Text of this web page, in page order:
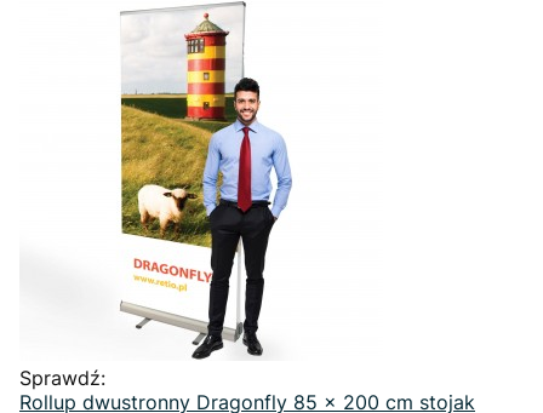
Sprawdź:
Rollup dwustronny Dragonfly 85 x 200 cm stojak